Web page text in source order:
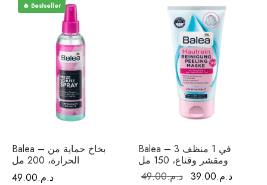
🔥 Bestseller
Balea – بخاخ حماية من
الحرارة، 200 مل
د.م.49.00
Balea – 3 في 1 منظف
ومقشر وقناع، 150 مل
د.م.49.00
السعر د.م.39.00
فيتامينات